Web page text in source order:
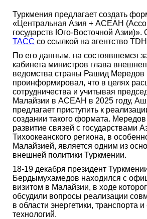
Туркмения предлагает создать
«Центральная Азия + АCEAH
государств Юго-Восточной Азии)».
ТАСС со ссылкой на агентство
По его данным, на состоявшемся
кабинета министров глава
ведомства страны Рашид Мередов
проинформировал, что в целях
сотрудничества и учитывая
Малайзии в АCEAH в 2025 году,
предлагает приступить к
создании такого формата. Мередов
развитие связей с государствами
Тихоокеанского региона, в
Малайзией, является одним из
внешней политики Туркмении.
18-19 декабря президент
Бердымухамедов находился с
визитом в Малайзии, в ходе
обсудили вопросы реализации
в области энергетики, транспорта
технологий.